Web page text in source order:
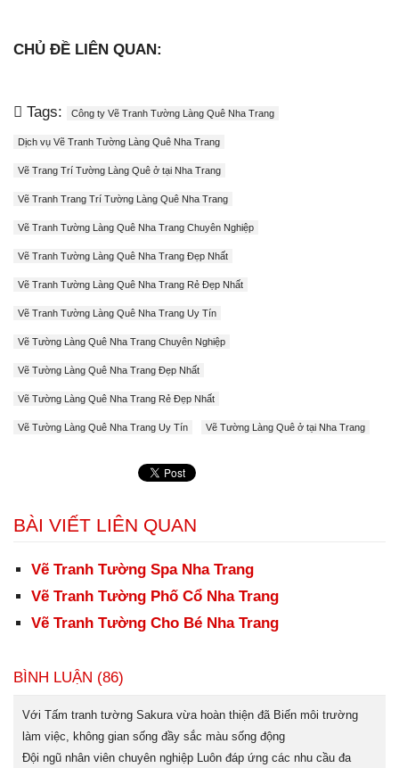
CHỦ ĐỀ LIÊN QUAN:
Tags: Công ty Vẽ Tranh Tường Làng Quê Nha Trang
Dịch vụ Vẽ Tranh Tường Làng Quê Nha Trang
Vẽ Trang Trí Tường Làng Quê ở tại Nha Trang
Vẽ Tranh Trang Trí Tường Làng Quê Nha Trang
Vẽ Tranh Tường Làng Quê Nha Trang Chuyên Nghiệp
Vẽ Tranh Tường Làng Quê Nha Trang Đẹp Nhất
Vẽ Tranh Tường Làng Quê Nha Trang Rẻ Đẹp Nhất
Vẽ Tranh Tường Làng Quê Nha Trang Uy Tín
Vẽ Tường Làng Quê Nha Trang Chuyên Nghiệp
Vẽ Tường Làng Quê Nha Trang Đẹp Nhất
Vẽ Tường Làng Quê Nha Trang Rẻ Đẹp Nhất
Vẽ Tường Làng Quê Nha Trang Uy Tín Vẽ Tường Làng Quê ở tại Nha Trang
BÀI VIẾT LIÊN QUAN
Vẽ Tranh Tường Spa Nha Trang
Vẽ Tranh Tường Phố Cổ Nha Trang
Vẽ Tranh Tường Cho Bé Nha Trang
BÌNH LUẬN (86)
Với Tấm tranh tường Sakura vừa hoàn thiện đã Biến môi trường
làm việc, không gian sống đầy sắc màu sống động
Đội ngũ nhân viên chuyên nghiệp Luôn đáp ứng các nhu cầu đa